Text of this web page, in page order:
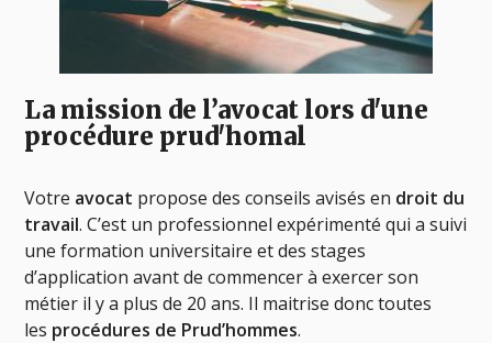
La mission de l’avocat lors d'une
procédure prud'homal
Votre avocat propose des conseils avisés en droit du
travail. C’est un professionnel expérimenté qui a suivi
une formation universitaire et des stages
d’application avant de commencer à exercer son
métier il y a plus de 20 ans. Il maitrise donc toutes
les procédures de Prud’hommes.